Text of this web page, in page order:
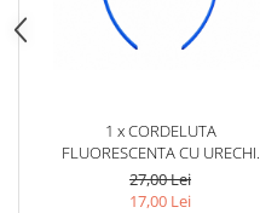
1 x CORDELUTA
FLUORESCENTA CU URECHI,
ACCESORIU GLOW PARTY,
DECORATIVA, PLASTIC,
27,00 Lei
17,00 Lei